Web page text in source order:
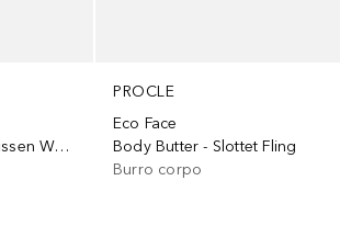
BODY BUTTER -Slussen Wave
PROCLE
Eco Face
Body Butter - Slottet Fling
Burro corpo